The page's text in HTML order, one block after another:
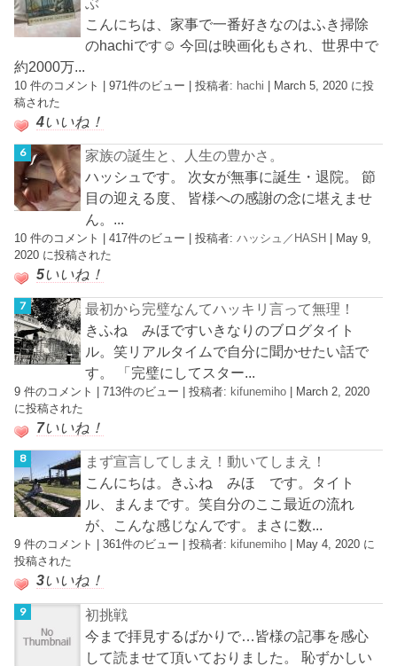
こんにちは、家事で一番好きなのはふき掃除
のhachiです☺︎ 今回は映画化もされ、世界中で
約2000万...
10 件のコメント |971件のビュー |投稿者: hachi
March 5, 2020 に投
稿された
4いいね！
家族の誕生と、人生の豊かさ。
ハッシュです。 次女が無事に誕生・退院。 節
目の迎える度、 皆様への感謝の念に堪えませ
ん。...
10 件のコメント |417件のビュー |投稿者:ハッシュ／HASH
May 9,
2020 に投稿された
5いいね！
最初から完璧なんてハッキリ言って無理！
きふね みほですいきなりのブログタイト
ル。笑リアルタイムで自分に聞かせたい話で
す。 「完璧にしてスター...
9 件のコメント |713件のビュー |投稿者: kifunemiho
March 2, 2020
に投稿された
7いいね！
まず宣言してしまえ！動いてしまえ！
こんにちは。きふね みほ です。タイト
ル、まんまです。笑自分のここ最近の流れ
が、こんな感じなんです。まさに数...
9 件のコメント |361件のビュー |投稿者: kifunemiho
May 4, 2020 に
投稿された
3いいね！
初挑戦
今まで拝見するばかりで…皆様の記事を感心
して読ませて頂いておりました。 恥ずかしい